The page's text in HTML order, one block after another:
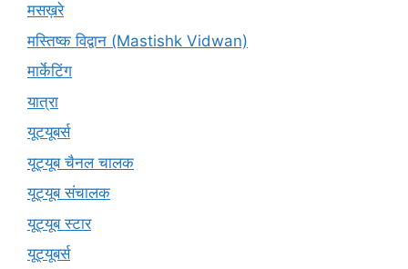
मसख़रे
मस्तिष्क विद्वान (Mastishk Vidwan)
मार्केटिंग
यात्रा
यूटयूबर्स
यूट्यूब चैनल चालक
यूट्यूब संचालक
यूट्यूब स्टार
यूट्‍यूबर्स